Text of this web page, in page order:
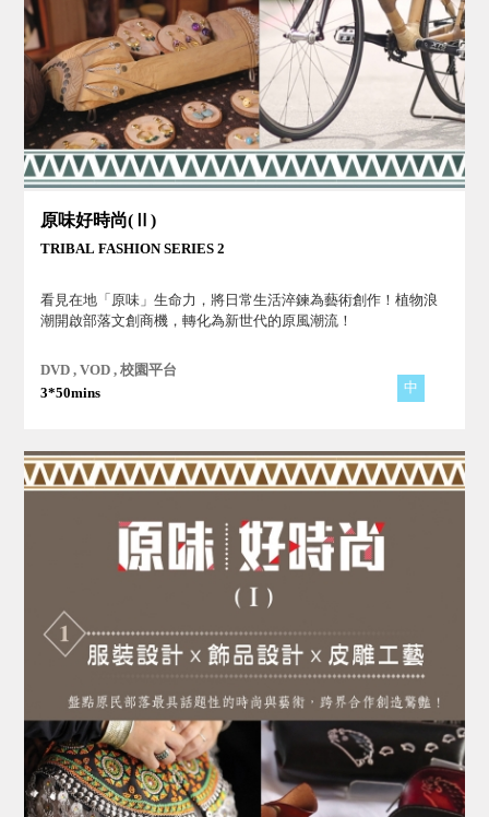
原味好時尚(Ⅱ)
TRIBAL FASHION SERIES 2
看見在地「原味」生命力，將日常生活淬鍊為藝術創作！植物浪
潮開啟部落文創商機，轉化為新世代的原風潮流！
DVD , VOD , 校園平台
3*50mins
中